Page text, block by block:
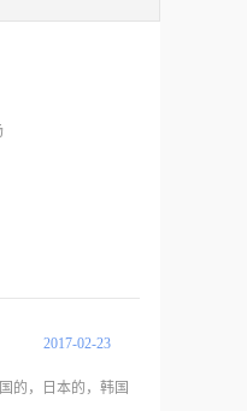
的，日本的，韩国
2017-02-23